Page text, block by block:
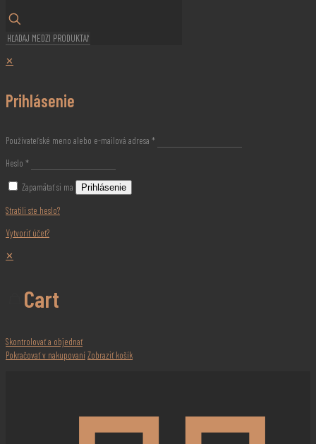
✕
Prihlásenie
Používateľské meno alebo e-mailová adresa *
Heslo *
Zapamätať si ma Prihlásenie
Stratili ste heslo?
Vytvoriť účet?
✕
Cart
Skontrolovať a objednať
Pokračovať v nakupovaníZobraziť košík